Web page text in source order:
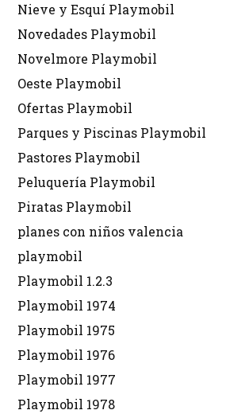
Nieve y Esquí Playmobil
Novedades Playmobil
Novelmore Playmobil
Oeste Playmobil
Ofertas Playmobil
Parques y Piscinas Playmobil
Pastores Playmobil
Peluquería Playmobil
Piratas Playmobil
planes con niños valencia
playmobil
Playmobil 1.2.3
Playmobil 1974
Playmobil 1975
Playmobil 1976
Playmobil 1977
Playmobil 1978